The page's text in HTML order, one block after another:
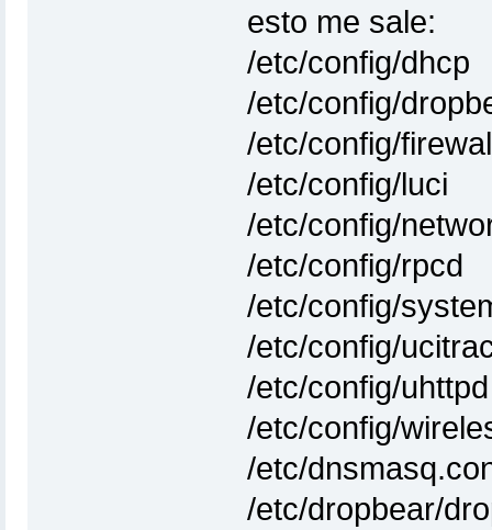
esto me sale:
/etc/config/dhcp
/etc/config/
/etc/config/
/etc/config/luci
/etc/config/
/etc/config/rpcd
/etc/config/
/etc/config/
/etc/config/uhttpd
/etc/config/
/etc/
/etc/dropbear/